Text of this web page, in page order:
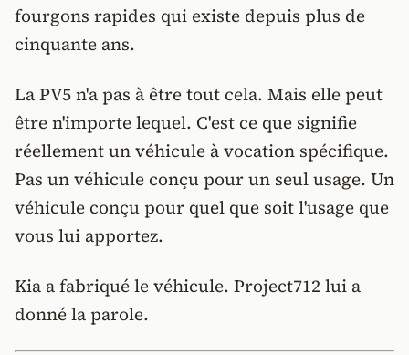
fourgons rapides qui existe depuis plus de
cinquante ans.
La PV5 n'a pas à être tout cela. Mais elle peut
être n'importe lequel. C'est ce que signifie
réellement un véhicule à vocation spécifique.
Pas un véhicule conçu pour un seul usage. Un
véhicule conçu pour quel que soit l'usage que
vous lui apportez.
Kia a fabriqué le véhicule. Project712 lui a
donné la parole.